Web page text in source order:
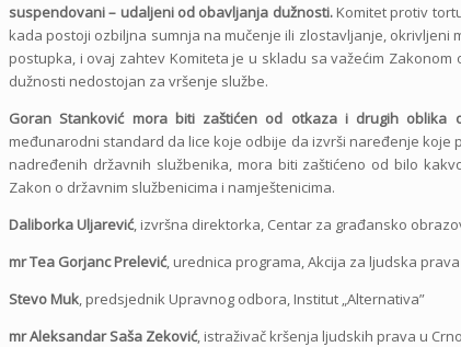
suspendovani – udaljeni od obavljanja dužnosti.Komitet protiv
kada postoji ozbiljna sumnja na mučenje ili zlostavljanje,
postupka, i ovaj zahtev Komiteta je u skladu sa važećim
dužnosti nedostojan za vršenje službe.
Goran Stanković mora biti zaštićen od otkaza i drugih oblika
međunarodni standard da lice koje odbije da izvrši naređenje
nadređenih državnih službenika, mora biti zaštićeno od bilo
Zakon o državnim službenicima i namještenicima.
Daliborka Uljarević, izvršna direktorka, Centar za građansko
mr Tea Gorjanc Prelević, urednica programa, Akcija za ljudska prava
Stevo Muk, predsjednik Upravnog odbora, Institut „Alternativa”
mr Aleksandar Saša Zeković, istraživač kršenja ljudskih prava u